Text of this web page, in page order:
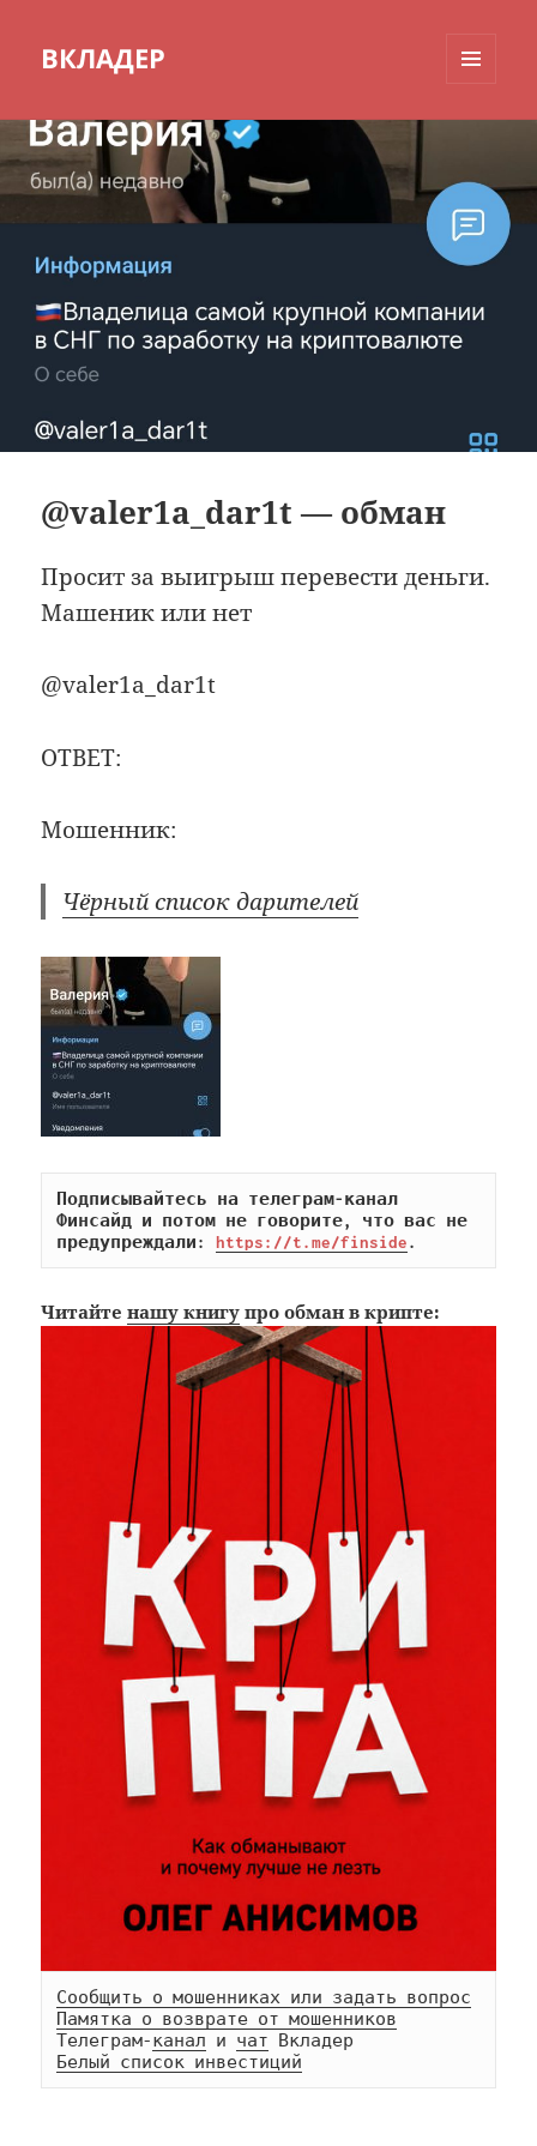
ВКЛАДЕР
@valer1a_dar1t — обман
Просит за выигрыш перевести деньги.
Машеник или нет
@valer1a_dar1t
ОТВЕТ:
Мошенник:
Чёрный список дарителей
Подписывайтесь на телеграм-канал
Финсайд и потом не говорите, что вас не
предупреждали: https://t.me/finside.
Читайтенашу книгу про обман в крипте:
Сообщить о мошенниках или задать вопрос
Памятка о возврате от мошенников
Телеграм-канал и чат
Белый список инвестиций